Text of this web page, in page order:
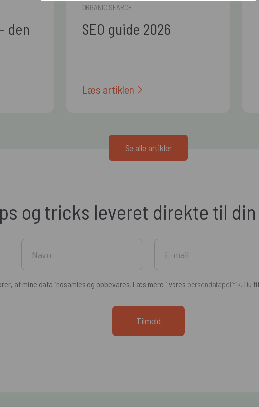
den
ORGANIC SEARCH
SEO guide 2026
Læs artiklen
Se alle artikler
og tricks leveret direkte til
at mine data indsamles og opbevares. Læs mere i vores persondatapolitik. Du